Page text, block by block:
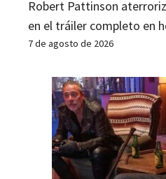
Robert Pattinson
en el tráiler completo en
7 de agosto de 2026